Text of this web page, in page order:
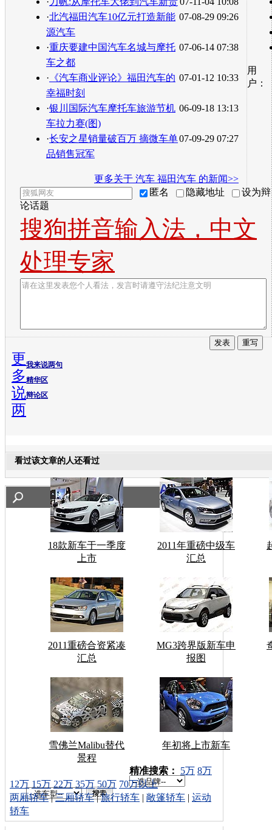
07-08-29 09:26
·北汽福田汽车10亿元打造新能
源汽车
07-06-14 07:38
·重庆要建中国汽车名城与摩托
车之都
07-01-12 10:33
· 《汽车商业评论》福田汽车的
幸福时刻
06-09-18 13:13
·银川国际汽车摩托车旅游节机
车拉力赛(图)
07-09-29 07:27
·长安之星销量破百万 摘微车单
品销售冠军
更多关于 汽车 福田汽车 的新闻>>
用
户：
匿名 隐藏地址
设为辩
论话题
搜狗拼音输入法，中文
处理专家
我来说两句
精华区
辩论区
更
多
说
两
看过该文章的人还看过
18款新车于一季度
上市
2011年重磅中级车
汇总
2011重磅合资紧凑
汇总
MG3跨界版新车申
报图
雪佛兰Malibu替代
景程
年初将上市新车
车型搜索：
精准搜索： 5万 8万
12万 15万 22万 35万 50万 70万以上
两厢轿车|三厢轿车|旅行轿车 | 敞篷轿车 | 运动
轿车